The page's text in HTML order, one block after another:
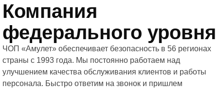
Компания
федерального уровня
ЧОП «Амулет» обеспечивает безопасность в 56 регионах
страны с 1993 года. Мы постоянно работаем над
улучшением качества обслуживания клиентов и работы
персонала. Быстро ответим на звонок и пришлем